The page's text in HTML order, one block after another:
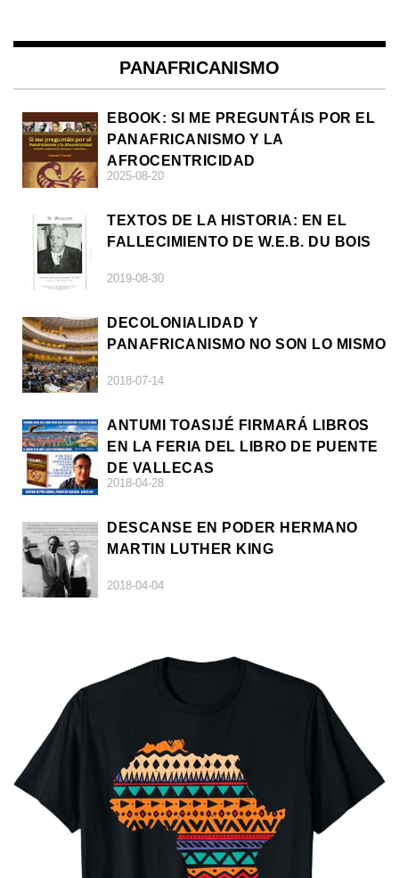
PANAFRICANISMO
EBOOK: SI ME PREGUNTÁIS POR EL
PANAFRICANISMO Y LA
AFROCENTRICIDAD
2025-08-20
TEXTOS DE LA HISTORIA: EN EL
FALLECIMIENTO DE W.E.B. DU BOIS
2019-08-30
DECOLONIALIDAD Y
PANAFRICANISMO NO SON LO MISMO
2018-07-14
ANTUMI TOASIJÉ FIRMARÁ LIBROS
EN LA FERIA DEL LIBRO DE PUENTE
DE VALLECAS
2018-04-28
DESCANSE EN PODER HERMANO
MARTIN LUTHER KING
2018-04-04